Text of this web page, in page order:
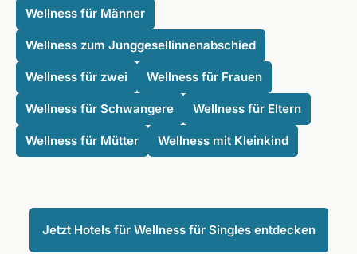
Wellness für Männer
Wellness zum Junggesellinnenabschied
Wellness für zwei Wellness für Frauen
Wellness für Schwangere Wellness für Eltern
Wellness für Mütter Wellness mit Kleinkind
Jetzt Hotels für Wellness für Singles entdecken